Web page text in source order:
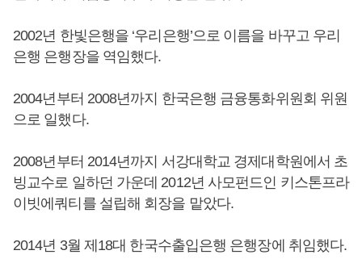
2002년 한빛은행을 ‘우리은행’으로 이름을 바꾸고 우리
은행 은행장을 역임했다.
2004년부터 2008년까지 한국은행 금융통화위원회 위원
으로 일했다.
2008년부터 2014년까지 서강대학교 경제대학원에서 초
빙교수로 일하던 가운데 2012년 사모펀드인 키스톤프라
이빗에쿼티를 설립해 회장을 맡았다.
2014년 3월 제18대 한국수출입은행 은행장에 취임했다.